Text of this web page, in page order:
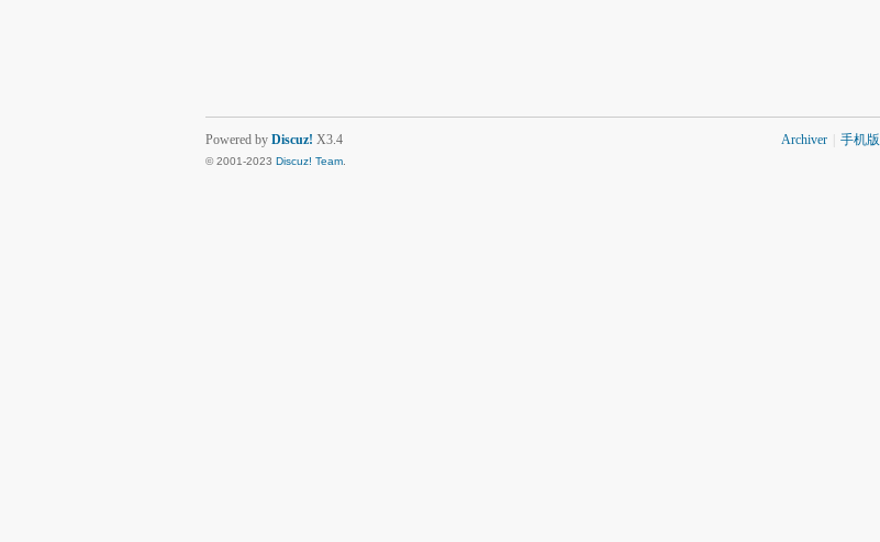
Archiver 手机版
Powered by Discuz! X3.4
© 2001-2023 Discuz! Team